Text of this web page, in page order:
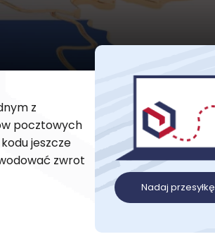
z
pocztowych
jeszcze
zwrot
Nadaj przesyłkę